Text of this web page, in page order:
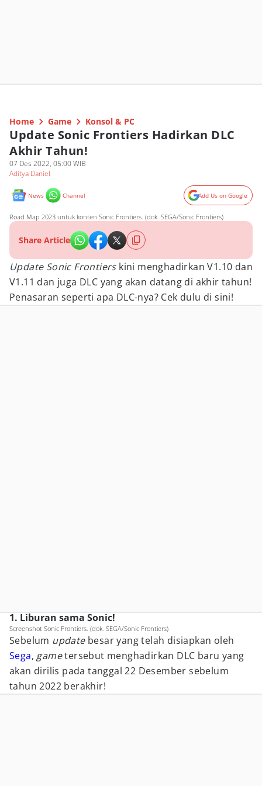
Home Game Konsol & PC
Update Sonic Frontiers Hadirkan DLC
Akhir Tahun!
07 Des 2022, 05:00 WIB
Aditya Daniel
News Channel Add Us on Google
Road Map 2023 untuk konten Sonic Frontiers. (dok. SEGA/Sonic Frontiers)
Share Article
Update Sonic Frontiers kini menghadirkan V1.10 dan
V1.11 dan juga DLC yang akan datang di akhir tahun!
Penasaran seperti apa DLC-nya? Cek dulu di sini!
1. Liburan sama Sonic!
Screenshot Sonic Frontiers. (dok. SEGA/Sonic Frontiers)
Sebelum update besar yang telah disiapkan oleh
Sega, gametersebut menghadirkan DLC baru yang
akan dirilis pada tanggal 22 Desember sebelum
tahun 2022 berakhir!